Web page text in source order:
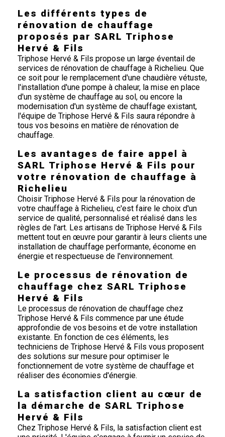
Les différents types de
rénovation de chauffage
proposés par SARL Triphose
Hervé & Fils
Triphose Hervé & Fils propose un large éventail de
services de rénovation de chauffage à Richelieu. Que
ce soit pour le remplacement d'une chaudière vétuste,
l'installation d'une pompe à chaleur, la mise en place
d'un système de chauffage au sol, ou encore la
modernisation d'un système de chauffage existant,
l'équipe de Triphose Hervé & Fils saura répondre à
tous vos besoins en matière de rénovation de
chauffage.
Les avantages de faire appel à
SARL Triphose Hervé & Fils pour
votre rénovation de chauffage à
Richelieu
Choisir Triphose Hervé & Fils pour la rénovation de
votre chauffage à Richelieu, c'est faire le choix d'un
service de qualité, personnalisé et réalisé dans les
règles de l'art. Les artisans de Triphose Hervé & Fils
mettent tout en œuvre pour garantir à leurs clients une
installation de chauffage performante, économe en
énergie et respectueuse de l'environnement.
Le processus de rénovation de
chauffage chez SARL Triphose
Hervé & Fils
Le processus de rénovation de chauffage chez
Triphose Hervé & Fils commence par une étude
approfondie de vos besoins et de votre installation
existante. En fonction de ces éléments, les
techniciens de Triphose Hervé & Fils vous proposent
des solutions sur mesure pour optimiser le
fonctionnement de votre système de chauffage et
réaliser des économies d'énergie.
La satisfaction client au cœur de
la démarche de SARL Triphose
Hervé & Fils
Chez Triphose Hervé & Fils, la satisfaction client est